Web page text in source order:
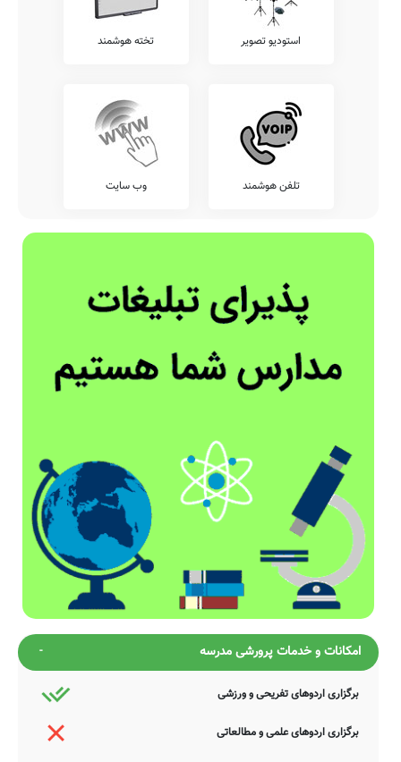
استودیو تصویر تخته هوشمند
تلفن هوشمند وب سایت
امکانات و خدمات پرورشی مدرسه
برگزاری اردوهای تفریحی و ورزشی
برگزاری اردوهای علمی و مطالعاتی